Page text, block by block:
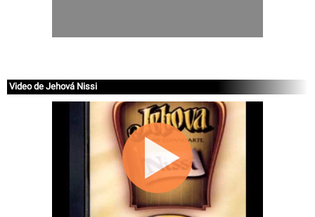
Video de Jehová Nissi